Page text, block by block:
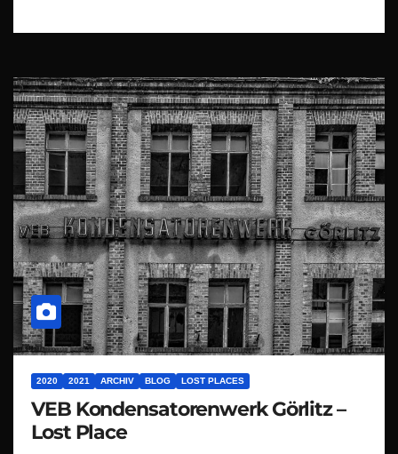
2020 2021 ARCHIV BLOG LOST PLACES
VEB Kondensatorenwerk Görlitz –
Lost Place